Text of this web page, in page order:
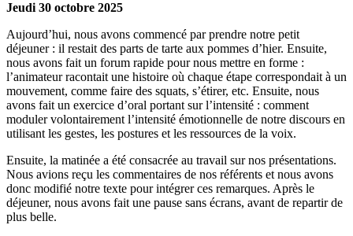
Jeudi 30 octobre 2025
Aujourd’hui, nous avons commencé par prendre notre petit
déjeuner : il restait des parts de tarte aux pommes d’hier. Ensuite,
nous avons fait un forum rapide pour nous mettre en forme :
l’animateur racontait une histoire où chaque étape correspondait à un
mouvement, comme faire des squats, s’étirer, etc. Ensuite, nous
avons fait un exercice d’oral portant sur l’intensité : comment
moduler volontairement l’intensité émotionnelle de notre discours en
utilisant les gestes, les postures et les ressources de la voix.
Ensuite, la matinée a été consacrée au travail sur nos présentations.
Nous avions reçu les commentaires de nos référents et nous avons
donc modifié notre texte pour intégrer ces remarques. Après le
déjeuner, nous avons fait une pause sans écrans, avant de repartir de
plus belle.